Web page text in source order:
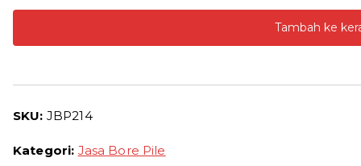
Bore
Per
Tambah ke
SKU: JBP214
Kategori: Jasa Bore Pile